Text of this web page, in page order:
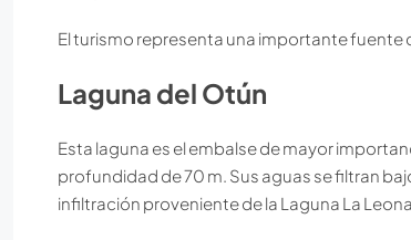
El turismo representa una importante fuente
Laguna del Otún
Esta laguna es el embalse de mayor
profundidad de 70 m. Sus aguas se filtran
infiltración proveniente de la Laguna La